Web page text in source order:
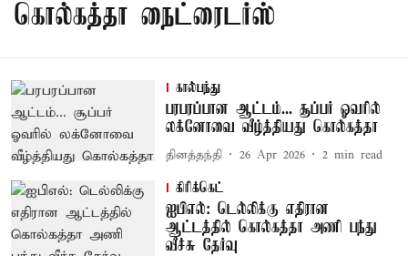
கொல்கத்தா நைட்ரைடர்ஸ்
கால்பந்து
பரபரப்பான ஆட்டம்... சூப்பர் ஓவரில்
லக்னோவை வீழ்த்தியது கொல்கத்தா
தினத்தந்தி 26 Apr 2026 2 min read
கிரிக்கெட்
ஐபிஎல்: டெல்லிக்கு எதிரான
ஆட்டத்தில் கொல்கத்தா அணி பந்து
வீச்சு தேர்வு